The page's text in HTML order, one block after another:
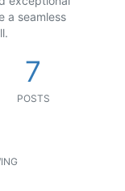
a seamless
7
POSTS